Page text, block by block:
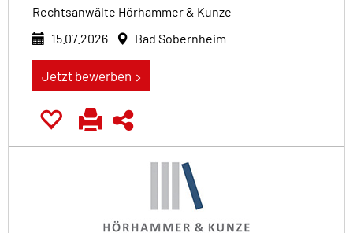
Rechtsanwälte Hörhammer & Kunze
15.07.2026
Bad Sobernheim
Jetzt bewerben